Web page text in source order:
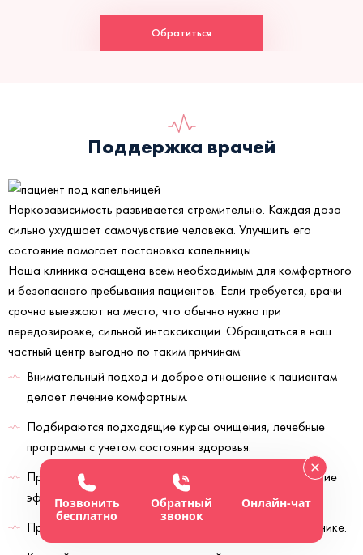
Обратиться
Поддержка врачей
Наркозависимость развивается стремительно. Каждая доза
сильно ухудшает самочувствие человека. Улучшить его
состояние помогает постановка капельницы.
Наша клиника оснащена всем необходимым для комфортного
и безопасного пребывания пациентов. Если требуется, врачи
срочно выезжают на место, что обычно нужно при
передозировке, сильной интоксикации. Обращаться в наш
частный центр выгодно по таким причинам:
Внимательный подход и доброе отношение к пациентам
делает лечение комфортным.
Подбираются подходящие курсы очищения, лечебные
программы с учетом состояния здоровья.
Применяются только безопасные средства, доказавшие
эффективность.
Предоставляется экстренная помощь на дому и в клинике.
Позвонить
бесплатно
Обратный
звонок
Онлайн-чат